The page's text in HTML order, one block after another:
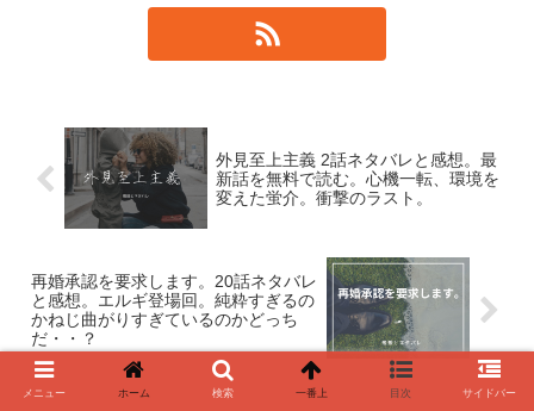
外見至上主義 2話ネタバレと感想。最
新話を無料で読む。心機一転、環境を
変えた蛍介。衝撃のラスト。
再婚承認を要求します。20話ネタバレ
と感想。エルギ登場回。純粋すぎるの
かねじ曲がりすぎているのかどっち
だ・・？
メニュー ホーム 検索 一番上 目次 サイドバー